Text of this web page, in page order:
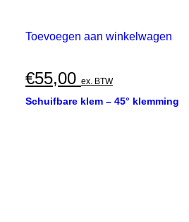
Toevoegen aan winkelwagen
€55,00 ex. BTW
Schuifbare klem – 45° klemming